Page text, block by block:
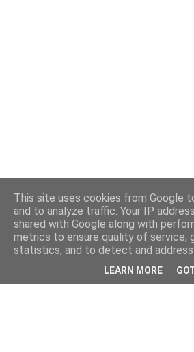
This site uses cookies from Google
and to analyze traffic. Your IP
shared with Google along with
metrics to ensure quality of service,
statistics, and to detect and address
LEARN MORE